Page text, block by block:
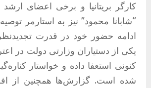
کارگر بریتانیا و برخی اعضای ارشد
“شابانا محمود” نیز به استارمر
ادامه حضور خود در قدرت
یکی از دستیاران وزارتی دولت در
کنونی استعفا داده و خواستار
شده است. گزارش‌ها همچنین از